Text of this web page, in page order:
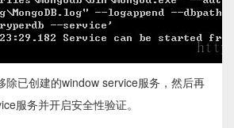
除已创建的window service服务，然后再
服务并开启安全性验证。